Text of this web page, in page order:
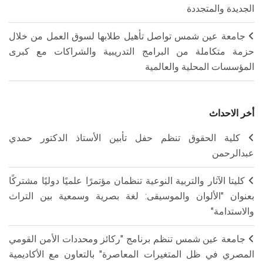
الجديدة والمتجددة
جامعة عين شمس تواصل تأهيل طلابها لسوق العمل من خلال
حزمة متكاملة من البرامج التدريبية والشراكات مع كبرى
المؤسسات المحلية والعالمية
أخر الاحداث
كلية الحقوق تنظم حفل تأبين الأستاذ الدكتور حمدي
عبدالرحمن
كليتا الآثار والتربية النوعية تنظمان مؤتمرًا علميًا دوليًا مشتركًا
بعنوان "الألوان والموسيقى: لغة بصرية وسمعية بين التراث
والاستدامة"
جامعة عين شمس تنظم برنامج "ركائز ومحددات الأمن القومي
المصري في ظل المتغيرات المعاصرة" بالتعاون مع الأكاديمية